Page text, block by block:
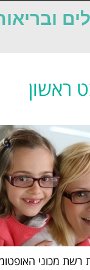
ראשון
רשת מכוני